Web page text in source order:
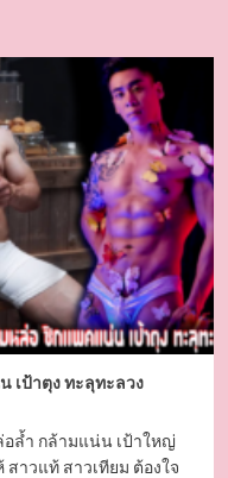
ป้าตุง ทะลุทะลวง
อล้ำ กล้ามแน่น เป้าใหญ่
าวแท้ สาวเทียม ต้องใจ